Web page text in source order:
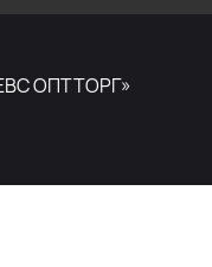
ОПТТОРГ»